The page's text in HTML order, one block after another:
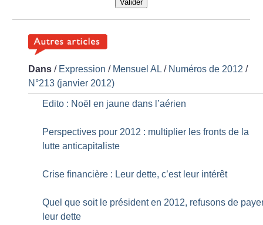
Valider
Dans / Expression / Mensuel AL / Numéros de 2012 /
N°213 (janvier 2012)
Edito : Noël en jaune dans l’aérien
Perspectives pour 2012 : multiplier les fronts de la
lutte anticapitaliste
Crise financière : Leur dette, c’est leur intérêt
Quel que soit le président en 2012, refusons de
leur dette